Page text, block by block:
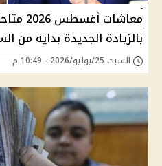
بالزيادة الجديدة بداية من
السبت 25/يوليو/2026 - 10:49 م